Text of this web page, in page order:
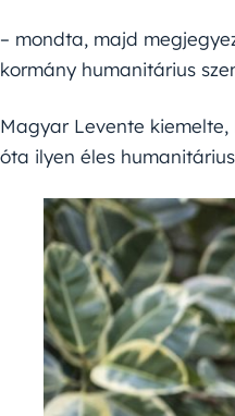
– mondta, majd
kormány humanitárius
Magyar Levente
óta ilyen éles